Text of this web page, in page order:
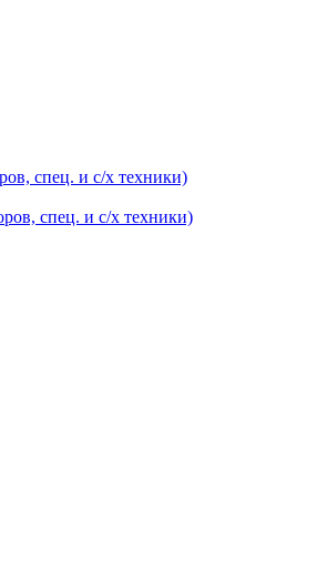
спец. и с/х техники)
спец. и с/х техники)